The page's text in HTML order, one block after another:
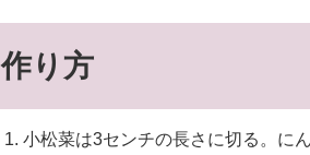
作り方
小松菜は3センチの長さに切る。に